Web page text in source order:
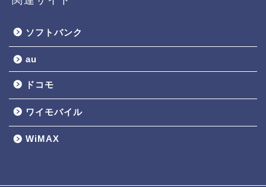
ソフトバンク
au
ドコモ
ワイモバイル
WiMAX